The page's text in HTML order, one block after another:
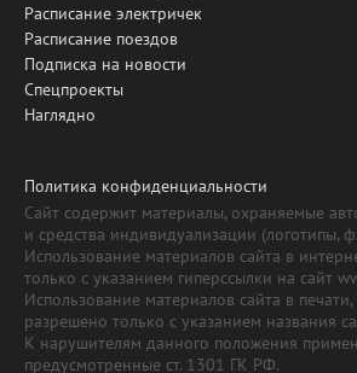
Расписание электричек
Расписание поездов
Подписка на новости
Спецпроекты
Наглядно
Политика конфиденциальности
Сайт содержит материалы, охраняемые
и средства индивидуализации (логотипы,
Использование материалов сайта в
только с указанием гиперссылки на сайт
Использование материалов сайта в
разрешено только с указанием названия
К нарушителям данного положения
предусмотренные ст. 1301 ГК РФ.